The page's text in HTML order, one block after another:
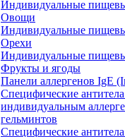
Индивидуальные
Овощи
Индивидуальные
Орехи
Индивидуальные
Фрукты и ягоды
Панели аллергенов IgE
Специфические
индивидуальным
гельминтов
Специфические